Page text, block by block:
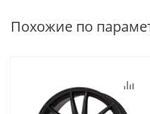
Похожие по